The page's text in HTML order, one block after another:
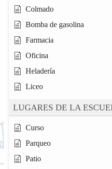
Colmado
Bomba de gasolina
Farmacia
Oficina
Heladería
Liceo
LUGARES DE LA
Curso
Parqueo
Patio